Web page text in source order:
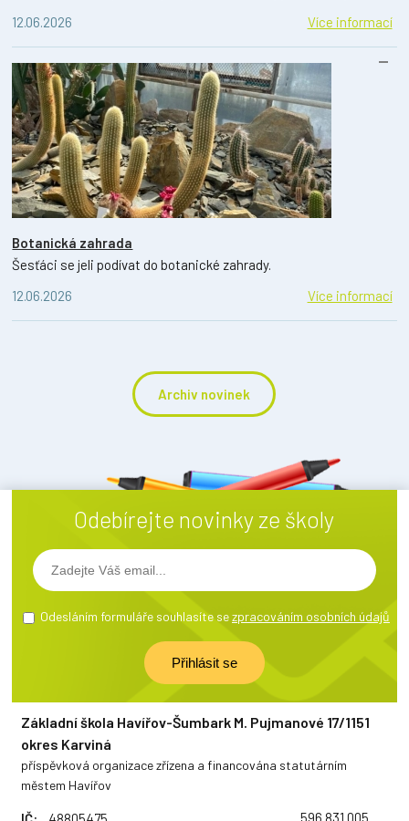
12.06.2026
Více informací
Botanická zahrada
Šesťáci se jeli podívat do botanické zahrady.
12.06.2026
Více informací
Archiv novinek
Odebírejte novinky ze školy
Odesláním formuláře souhlasíte sezpracováním osobních údajů
Základní škola Havířov-Šumbark M. Pujmanové 17/1151
okres Karviná
příspěvková organizace zřízena a financována statutárním
městem Havířov
596 831 005